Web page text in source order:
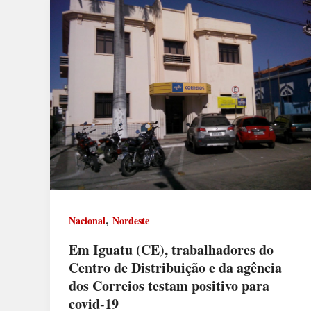
Nacional, Nordeste
Em Iguatu (CE), trabalhadores do
Centro de Distribuição e da agência
dos Correios testam positivo para
covid-19